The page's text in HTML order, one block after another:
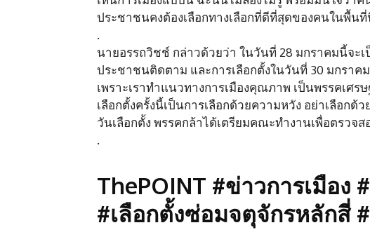
ประชาชนคงต้องเลือกทางเลือกที่ดีที่สุดของคนในพื้น
.
นายอรรถวิชช์ กล่าวด้วยว่า ในวันที่ 28 มกราคมนี้จะ
ประชาชนติดตาม และการเลือกตั้งในวันที่ 30 มกราค
เพราะเราทำแนวทางการเมืองคุณภาพ เป็นพรรคเศร
เลือกตั้งครั้งนี้เป็นการเลือกด้วยความหวัง อย่าเลือก
วันเลือกตั้ง พรรคกล้าได้เตรียมคณะทำงานเพื่อตรวจส
.
ThePOINT #ข่าวการเมือ
#เลือกตั้งซ่อมจตุจักรหลักสี่